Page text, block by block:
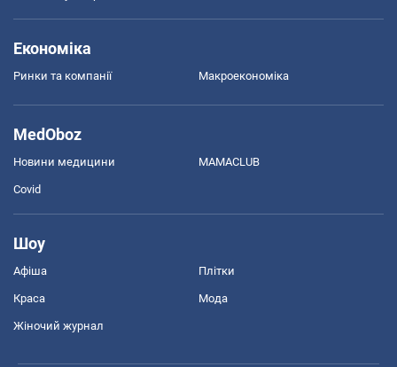
Економіка
Ринки та компанії Макроекономіка
MedOboz
Новини медицини MAMACLUB
Covid
Шоу
Афіша Плітки
Краса Мода
Жіночий журнал